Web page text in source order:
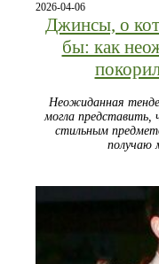
2026-04-06
Джинсы, о
бы: как
Неожиданная
могла
стильным
получаю